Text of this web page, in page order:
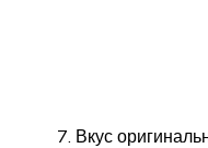
Вкус